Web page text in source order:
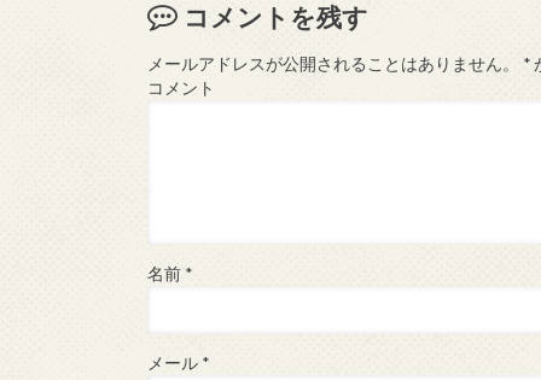
コメントを残す
メールアドレスが公開されることはありません。 *
コメント
名前 *
メール *